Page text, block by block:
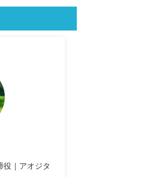
役｜アオジタ